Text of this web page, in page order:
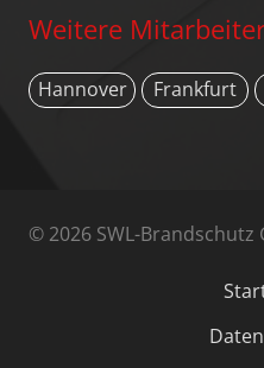
Weitere
Hannover Frankfurt
© 2026 SWL-Brandschutz